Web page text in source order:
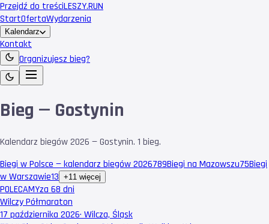
Przejdź do treściLESZY.RUN
StartOfertaWydarzenia
Kalendarz
Kontakt
Organizujesz bieg?
Bieg — Gostynin
Kalendarz biegów 2026 — Gostynin. 1 bieg.
Biegi w Polsce — kalendarz biegów 2026789Biegi na Mazowszu75Biegi
w Warszawie13 +11 więcej
POLECAMYza 68 dni
Wilczy Półmaraton
17 października 2026· Wilcza, Śląsk